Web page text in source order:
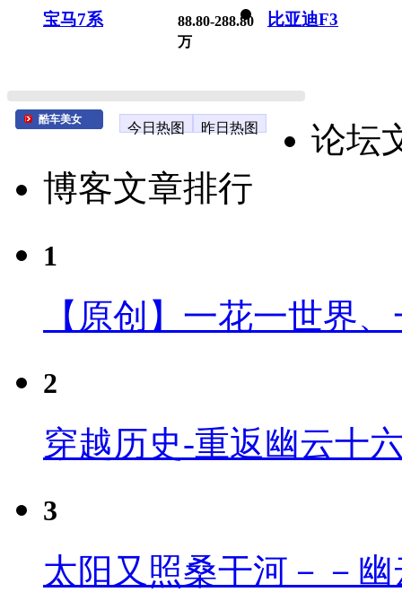
宝马7系
88.80-288.80
万
比亚迪F3
酷车美女
今日热图 昨日热图
论坛
博客文章排行
1
【原创】一花一世界
2
穿越历史-重返幽云十
3
太阳又照桑干河－－